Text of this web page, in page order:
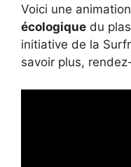
Voici une
écologique du
initiative de la
savoir plus,